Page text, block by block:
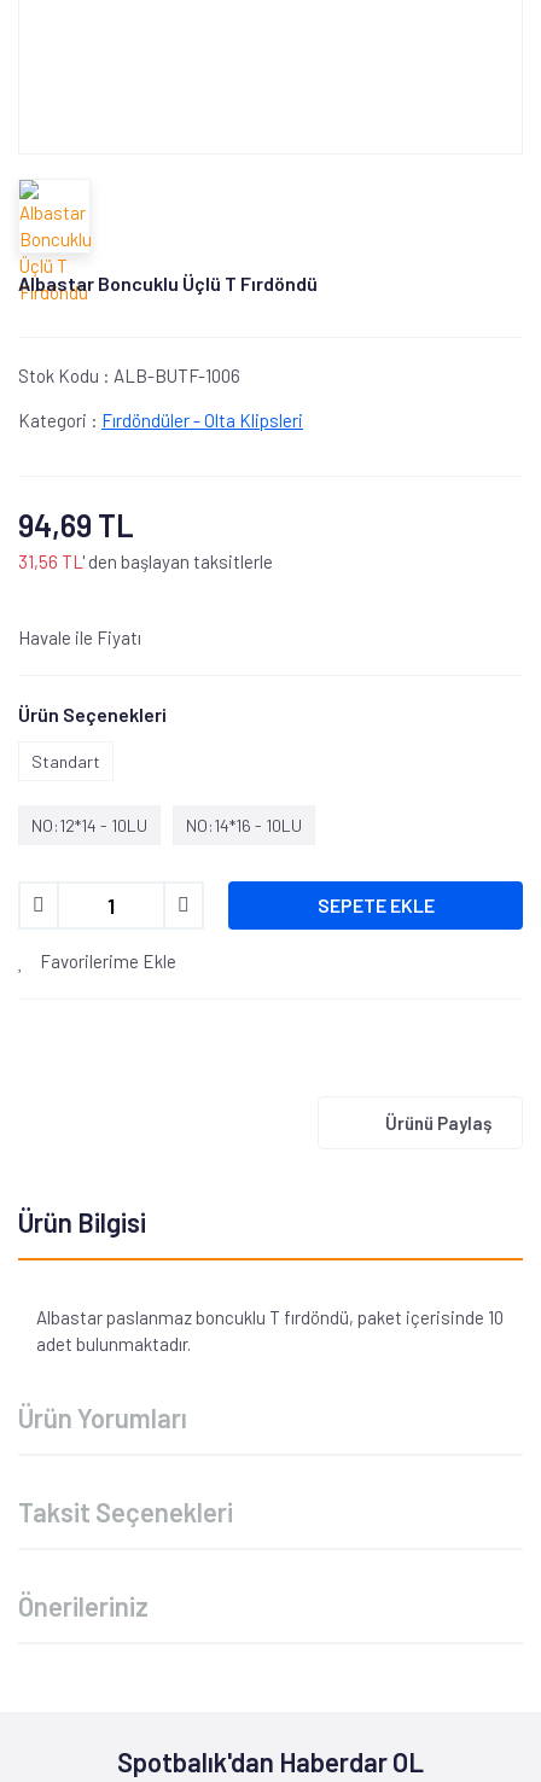
Albastar Boncuklu Üçlü T Fırdöndü
Stok Kodu : ALB-BUTF-1006
Kategori : Fırdöndüler - Olta Klipsleri
94,69 TL
31,56 TL ' den başlayan taksitlerle
Havale ile Fiyatı
Ürün Seçenekleri
Standart
NO:12*14 - 10LU NO:14*16 - 10LU
SEPETE EKLE
Favorilerime Ekle
Ürünü Paylaş
Ürün Bilgisi
Albastar paslanmaz boncuklu T fırdöndü, paket içerisinde 10
adet bulunmaktadır.
Ürün Yorumları
Taksit Seçenekleri
Önerileriniz
Spotbalık'dan Haberdar OL